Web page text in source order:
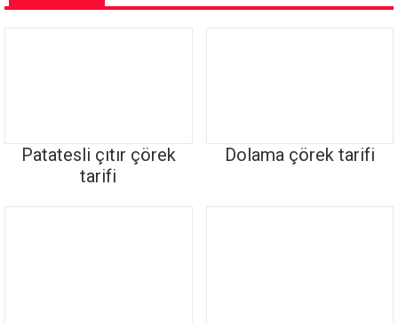
Patatesli çıtır çörek
tarifi
Dolama çörek tarifi